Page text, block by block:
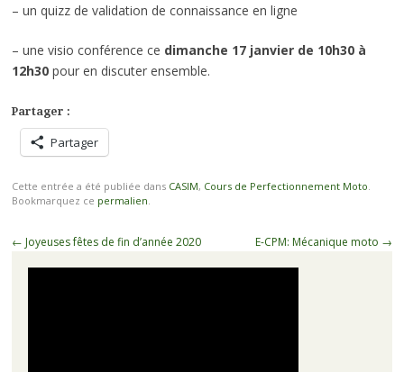
– un quizz de validation de connaissance en ligne
– une visio conférence ce dimanche 17 janvier de 10h30 à
12h30pour en discuter ensemble.
Partager :
Partager
Cette entrée a été publiée dans CASIM, Cours de Perfectionnement Moto.
Bookmarquez ce permalien.
Navigation
← Joyeuses fêtes de fin d’année 2020 E-CPM: Mécanique moto →